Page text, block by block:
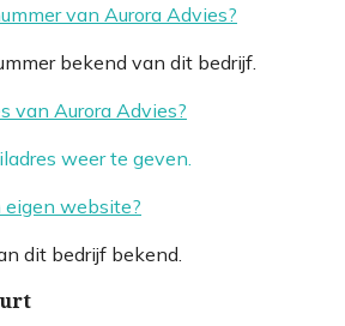
van Aurora Advies?
bekend van dit bedrijf.
van Aurora Advies?
weer te geven.
website?
dit bedrijf bekend.